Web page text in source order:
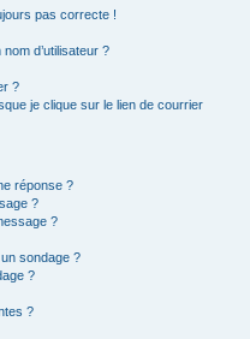
pas correcte !
d’utilisateur ?
?
je clique sur le lien de courrier
réponse ?
?
?
sondage ?
?
?